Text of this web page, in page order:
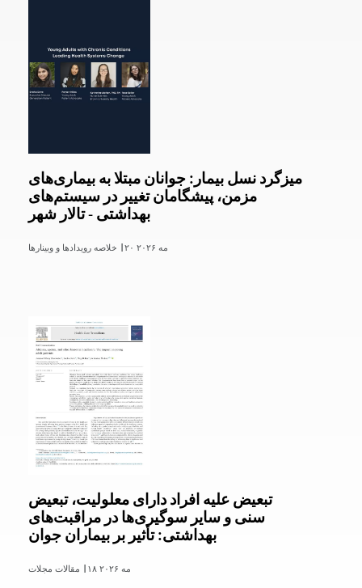
میزگرد نسل بیمار: جوانان مبتلا به بیماری‌های
مزمن، پیشگامان تغییر در سیستم‌های
بهداشتی - تالار شهر
۲۰ مه ۲۰۲۶
تبعیض علیه افراد دارای معلولیت، تبعیض
سنی و سایر سوگیری‌ها در مراقبت‌های
بهداشتی: تأثیر بر بیماران جوان
۱۸ مه ۲۰۲۶